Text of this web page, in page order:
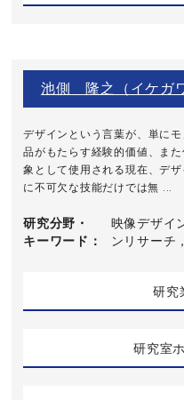
池側 隆之（イケガ
デザインという言葉が、単に
品がもたらす経験的価値、ま
象として使用される現在、デ
に不可欠な技能だけでは無 ...
研究分野・
キーワード
映像デザイ
ンリサーチ
研究
研究室